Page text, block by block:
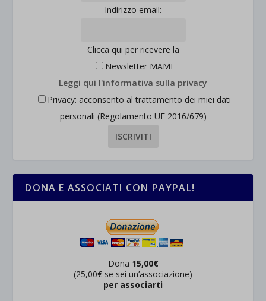
Indirizzo email:
Clicca qui per ricevere la
Newsletter MAMI
Leggi qui l'informativa sulla privacy
Privacy: acconsento al trattamento dei miei dati
personali (Regolamento UE 2016/679)
DONA E ASSOCIATI CON PAYPAL!
Dona 15,00€
(25,00€ se sei un’associazione)
per associarti